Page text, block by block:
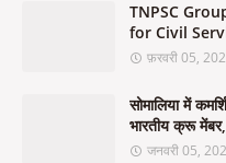
TNPSC
for Civil
फ़रवरी 05,
सोमालिया में
भारतीय क्रू मेंबर,
जनवरी 05,